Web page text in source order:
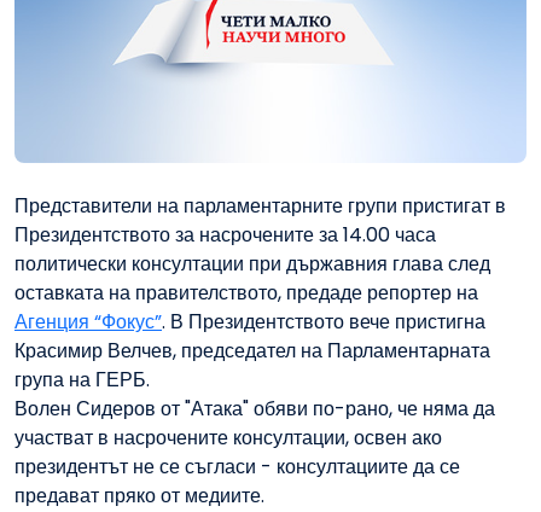
Представители на парламентарните групи пристигат в
Президентството за насрочените за 14.00 часа
политически консултации при държавния глава след
оставката на правителството, предаде репортер на
Агенция “Фокус”. В Президентството вече пристигна
Красимир Велчев, председател на Парламентарната
група на ГЕРБ.
Волен Сидеров от "Атака" обяви по-рано, че няма да
участват в насрочените консултации, освен ако
президентът не се съгласи - консултациите да се
предават пряко от медиите.